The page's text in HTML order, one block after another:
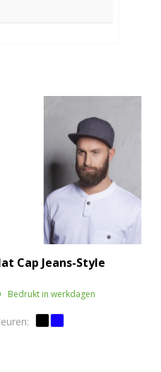
Cap Jeans-Style
Bedrukt in werkdagen